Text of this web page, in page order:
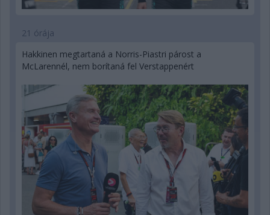
21 órája
Hakkinen megtartaná a Norris-Piastri párost a
McLarennél, nem borítaná fel Verstappenért